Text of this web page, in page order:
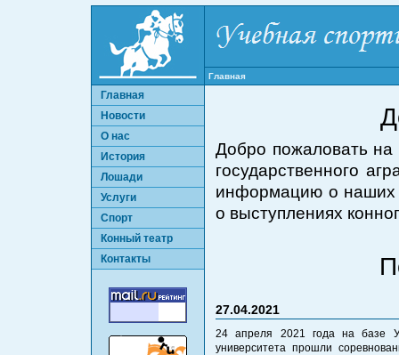
Главная
Главная
Новости
О нас
История
Лошади
Услуги
Спорт
Конный театр
Контакты
Добро пожаловать на
государственного
информацию о наших
о выступлениях
27.04.2021
24 апреля 2021 года на базе
университета прошли